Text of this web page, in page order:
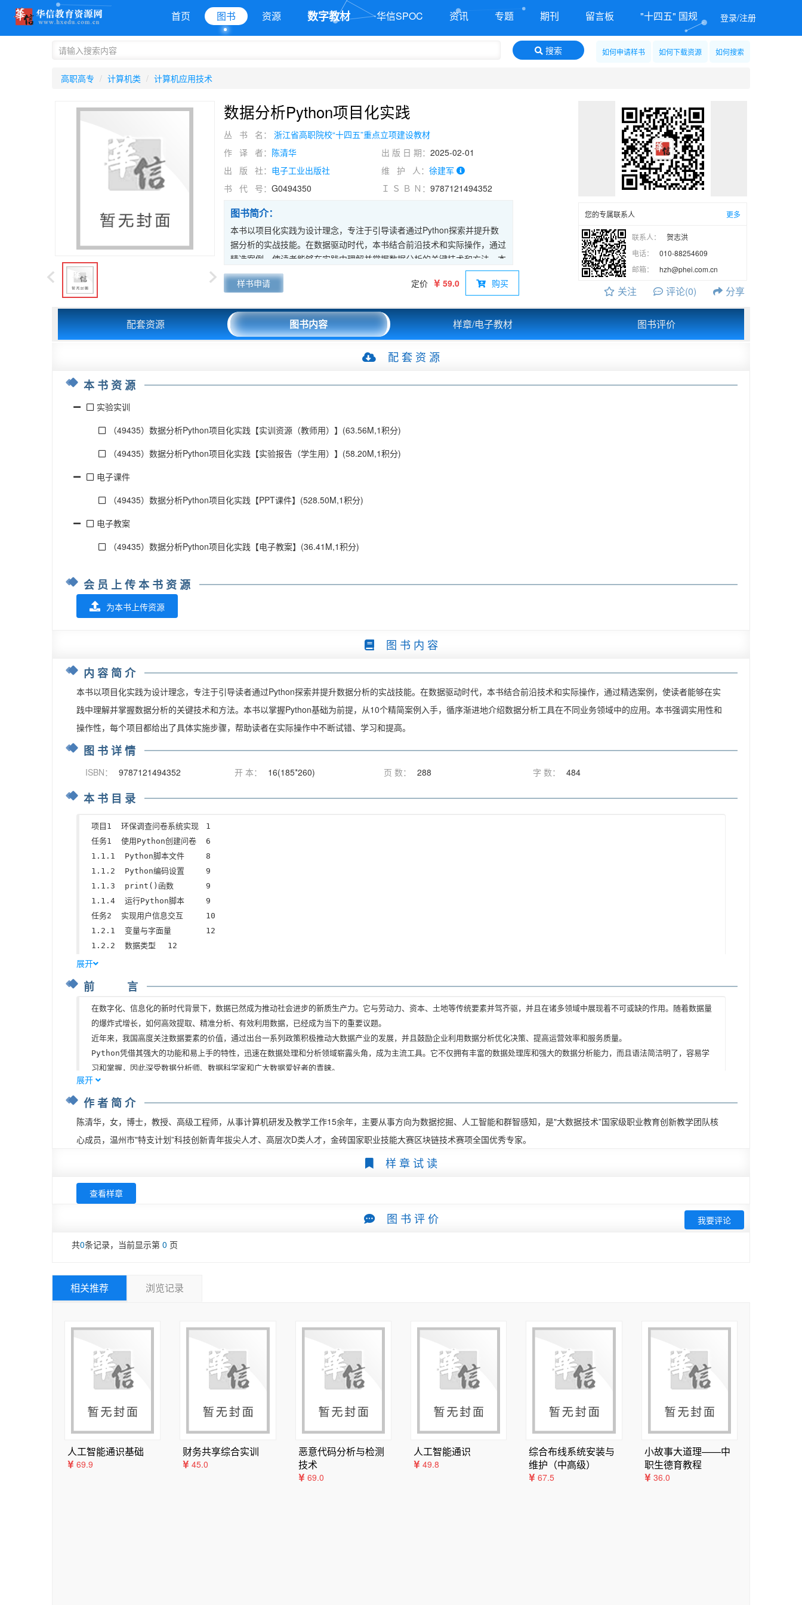
首页 图书 资源 数字教材 华信SPOC 资讯 专题 期刊 留言板 "十四五" 国规 登录/注册
搜索 如何申请样书 如何下载资源 如何搜索
高职高专 计算机类 计算机应用技术
数据分析Python项目化实践
丛 书 名： 浙江省高职院校“十四五”重点立项建设教材
作 译 者： 陈清华 出 版 日 期： 2025-02-01
出 版 社： 电子工业出版社 维 护 人： 徐建军
书 代 号： G0494350 Ｉ Ｓ Ｂ Ｎ： 9787121494352
图书简介：
本书以项目化实践为设计理念，专注于引导读者通过Python探索并提升数
据分析的实战技能。在数据驱动时代，本书结合前沿技术和实际操作，通过
精选案例，使读者能够在实践中理解并掌握数据分析的关键技术和方法。本
书以掌握Python基础为前提，从10个精简案例入手，循序渐进地介绍数据
分析工具在不同业务领域中的应用。本书强调实用性和操作性，每个项目都
样书申请 定价 59.0 购买
您的专属联系人 更多
联系人：
贺志洪
电话：
010-88254609
邮箱：
hzh@phei.com.cn
关注 评论(0) 分享
配套资源 图书内容 样章/电子教材 图书评价
配 套 资 源
本书资源
实验实训
（49435）数据分析Python项目化实践【实训资源（教师用）】(63.56M,1积分)
（49435）数据分析Python项目化实践【实验报告（学生用）】(58.20M,1积分)
电子课件
（49435）数据分析Python项目化实践【PPT课件】(528.50M,1积分)
电子教案
（49435）数据分析Python项目化实践【电子教案】(36.41M,1积分)
会员上传本书资源
为本书上传资源
图 书 内 容
内容简介
本书以项目化实践为设计理念，专注于引导读者通过Python探索并提升数据分析的实战技能。在数据驱动时代，本书结合前沿技术和实际操作，通过精选案例，使读者能够在实
践中理解并掌握数据分析的关键技术和方法。本书以掌握Python基础为前提，从10个精简案例入手，循序渐进地介绍数据分析工具在不同业务领域中的应用。本书强调实用性和
操作性，每个项目都给出了具体实施步骤，帮助读者在实际操作中不断试错、学习和提高。
图书详情
ISBN： 9787121494352 开 本： 16(185*260) 页 数： 288 字 数： 484
本书目录
项目1  环保调查问卷系统实现	1
任务1  使用Python创建问卷	6
1.1.1  Python脚本文件	8
1.1.2  Python编码设置	9
1.1.3  print()函数	9
1.1.4  运行Python脚本	9
任务2  实现用户信息交互	10
1.2.1  变量与字面量	12
1.2.2  数据类型	12
1.2.3  注释	13
1.3.1  控制结构	16
1.3.2  分支结构	17
任务4  采集并评估用户问卷数据	18
1.4.1  for循环	20
1.4.2  while循环	21
1.4.3  第三方包的安装与导入	22
拓展实训：随机加减法出题程序的实现	23
项目考核	23
项目2  疫苗物流信息监测系统实现	25
任务1  管理员登录功能的实现	28
2.1.1  函数的定义	30
2.2.1  函数的返回	35
2.2.2  变量的作用域	37
2.3.2  位置参数与关键字参数	42
2.3.4  可变参数	45
任务4  疫苗物流信息异常检测功能的实现	46
任务1  地图类的实现	54
3.1.1  面向对象	56
3.1.2  类的定义	57
任务2  玩家类的实现	59
3.2.3  类成员修饰符	63
3.2.4  私有函数	63
展开
前 言
在数字化、信息化的新时代背景下，数据已然成为推动社会进步的新质生产力。它与劳动力、资本、土地等传统要素并驾齐驱，并且在诸多领域中展现着不可或缺的作用。随着数据量
的爆炸式增长，如何高效提取、精准分析、有效利用数据，已经成为当下的重要议题。
近年来，我国高度关注数据要素的价值，通过出台一系列政策积极推动大数据产业的发展，并且鼓励企业利用数据分析优化决策、提高运营效率和服务质量。
Python凭借其强大的功能和易上手的特性，迅速在数据处理和分析领域崭露头角，成为主流工具。它不仅拥有丰富的数据处理库和强大的数据分析能力，而且语法简洁明了，容易学
习和掌握，因此深受数据分析师、数据科学家和广大数据爱好者的青睐。
为了满足数字化时代对数据分析人才的需求，众多高等职业院校和应用型本科院校纷纷开设数据分析相关课程，涵盖大数据技术、金融大数据、电子商务等多个专业方向。这些课程致
力于培养学生收集、处理、分析和应用数据的能力，为学生在未来职场中应对挑战奠定坚实的基础。
材，以满足高等职业院校和应用型本科院校学生提升职业技能的需求。
基于多年的教学经验、竞赛指导和数据开发经历，教材编写团队积极探索“岗课赛证”综合育人模式，于2020年启动本书的编写工作。在编写过程中，教材编写团队根据职业教育学生
的特点和培养目标，不断改良项目，以帮助学生掌握岗位所需的知识和技能，使学生掌握数据分析的流程、常用的数据分析工具和方法，培养学生精益求精、追求卓越的工匠精神。
（1）案例精简，图文并茂，可读性强。本书尽量使用简化后的案例，围绕具体任务讲解知识和技能要点，使学生能够快速阅读本书，快速掌握数据分析的思想、工具和基本方法。
（2）“岗课赛证”融通，内容实用，注重应用。本书对接《国家职业技术技能标准 大数据工程技术人员（2021年版）》，结合《大数据应用开发（Python）职业技能等级标准》
等，根据全国工业和信息化技术技能大赛“工业大数据算法”赛项和全国职业院校技能大赛（高职组）“大数据应用开发”赛项的大纲制定内容。根据知识结构和数据分析流程，本书针
（3）应用导向，任务驱动，有利于学习。本书以应用为出发点，通过任务驱动的方式引入相关知识和技能要点，并且有针对性地设计了包含问题引导、评价细则等内容的任务单，读
（4）提供源代码、课件、微课视频，方便学生参考和学习。为配合本书的教与学，编者制作了高质量的教学课件、配套实训项目和题解，供教师和学生使用。在后期，还会不断更新
应用案例，建立“智慧职教”在线课程。
华、田启明编写，项目6由朱燕民、陈清华编写，项目7由谢悦、陈清华编写，项目8～9由陈清华编写，项目10由陈清华、章逸丰编写，全书由陈清华统稿，章逸丰、邵剑集、王永军
等参与修订与审核。此外，要特别感谢温州职业技术学院、温州科技职业学院、上海交通大学、杭州景业智能科技股份有限公司的相关人员，他们的建议为本书内容的形成提供了很好
的建议和帮助参考。
（www.hxedu.com.cn）注册后免费下载，如有问题可在网站留言板留言或与电子工业出版社联系（E-mail：hxedu@phei.com.cn），还可与本书编者联系（E-mail：kegul
展开
作者简介
陈清华，女，博士，教授、高级工程师，从事计算机研发及教学工作15余年，主要从事方向为数据挖掘、人工智能和群智感知，是"大数据技术”国家级职业教育创新教学团队核
心成员，温州市"特支计划”科技创新青年拔尖人才、高层次D类人才，金砖国家职业技能大赛区块链技术赛项全国优秀专家。
样 章 试 读
查看样章
图 书 评 价 我要评论
共0条记录，当前显示第 0 页
相关推荐 浏览记录
人工智能通识基础
69.9
财务共享综合实训
45.0
恶意代码分析与检测
技术
69.0
人工智能通识
49.8
综合布线系统安装与
维护（中高级）
67.5
小故事大道理——中
职生德育教程
36.0